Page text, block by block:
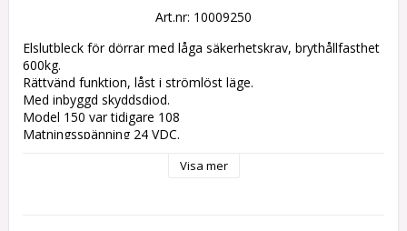
Art.nr: 10009250
Elslutbleck för dörrar med låga säkerhetskrav, brythållfasthet
600kg.
Rättvänd funktion, låst i strömlöst läge.
Med inbyggd skyddsdiod.
Model 150 var tidigare 108
Matningsspänning 24 VDC.
Montagestolpar som passar är SA och S serien.
Visa mer